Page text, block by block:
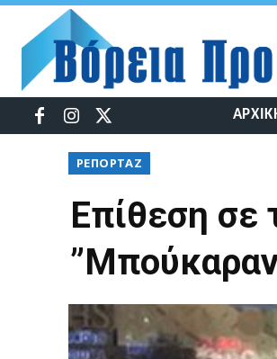
ΡΕΠΟΡΤΆΖ
Επίθεση σε